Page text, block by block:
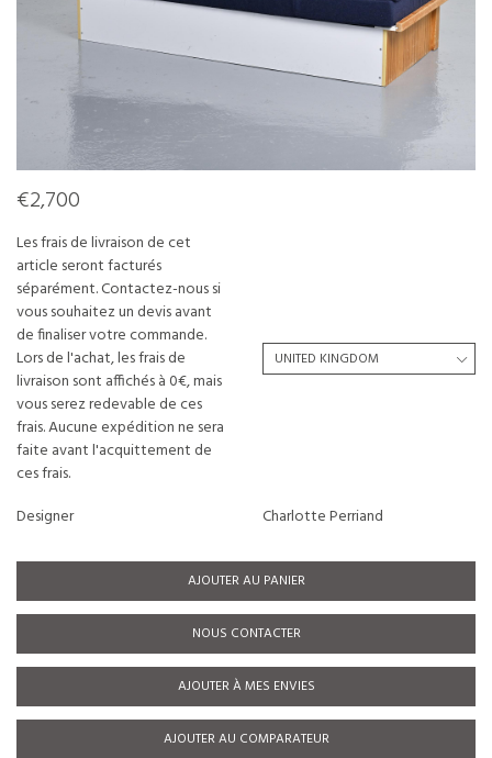
€2,700
Les frais de livraison de cet
article seront facturés
séparément. Contactez-nous si
vous souhaitez un devis avant
de finaliser votre commande.
Lors de l'achat, les frais de
livraison sont affichés à 0€, mais
vous serez redevable de ces
frais. Aucune expédition ne sera
faite avant l'acquittement de
ces frais.
Designer
Charlotte Perriand
AJOUTER AU PANIER
NOUS CONTACTER
AJOUTER À MES ENVIES
AJOUTER AU COMPARATEUR